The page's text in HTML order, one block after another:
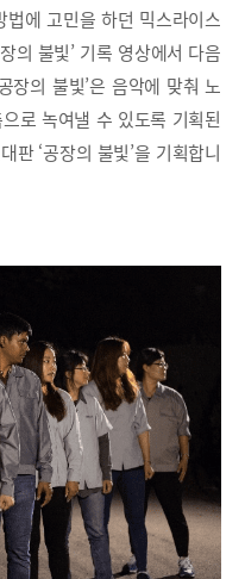
에 고민을 하던 믹스라이스
의 불빛’ 기록 영상에서 다음
장의 불빛’은 음악에 맞춰 노
로 녹여낼 수 있도록 기획된
판 ‘공장의 불빛’을 기획합니